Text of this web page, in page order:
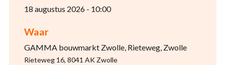
18 augustus 2026 - 10:00
Waar
GAMMA bouwmarkt Zwolle, Rieteweg, Zwolle
Rieteweg 16, 8041 AK Zwolle